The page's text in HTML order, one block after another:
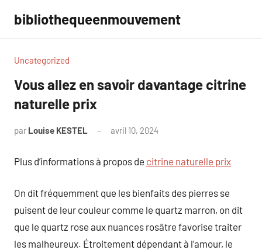
contenu
bibliothequeenmouvement
Uncategorized
Vous allez en savoir davantage citrine
naturelle prix
par Louise KESTEL avril 10, 2024
Plus d’informations à propos de citrine naturelle prix
On dit fréquemment que les bienfaits des pierres se
puisent de leur couleur comme le quartz marron, on dit
que le quartz rose aux nuances rosâtre favorise traiter
les malheureux. Étroitement dépendant à l’amour, le